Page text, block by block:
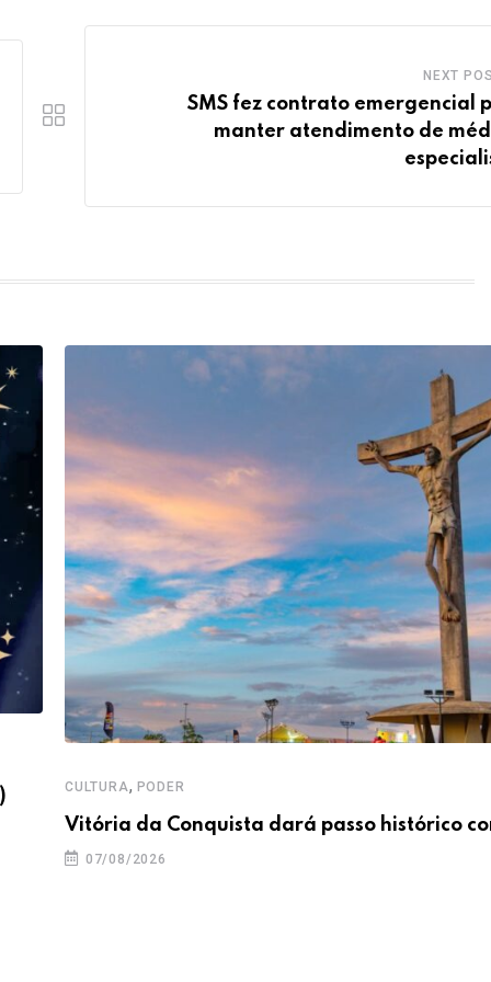
NEXT
SMS fez contrato emergencial
manter atendimento de
CULTURA, PODER
Vitória da Conquista dará passo histórico
07/08/2026